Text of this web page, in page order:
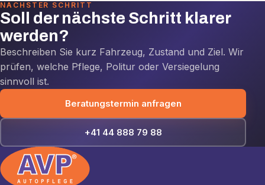
NÄCHSTER SCHRITT
Soll der nächste Schritt klarer
werden?
Beschreiben Sie kurz Fahrzeug, Zustand und Ziel. Wir
prüfen, welche Pflege, Politur oder Versiegelung
sinnvoll ist.
Beratungstermin anfragen
+41 44 888 79 88